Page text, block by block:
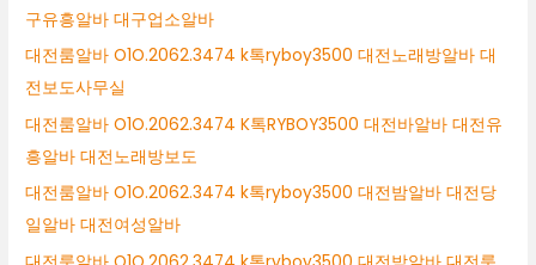
구유흥알바 대구업소알바
대전룸알바 O1O.2062.3474 k톡ryboy3500 대전노래방알바 대
전보도사무실
대전룸알바 O1O.2062.3474 K톡RYBOY3500 대전바알바 대전유
흥알바 대전노래방보도
대전룸알바 O1O.2062.3474 k톡ryboy3500 대전밤알바 대전당
일알바 대전여성알바